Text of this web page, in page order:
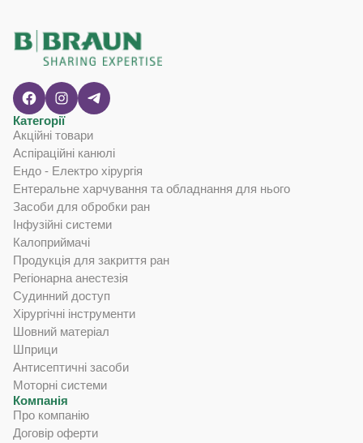
Категорії
Акційні товари
Аспіраційні канюлі
Ендо - Електро хірургія
Ентеральне харчування та обладнання для нього
Засоби для обробки ран
Інфузійні системи
Калоприймачі
Продукція для закриття ран
Регіонарна анестезія
Судинний доступ
Хірургічні інструменти
Шовний матеріал
Шприци
Антисептичні засоби
Моторні системи
Компанія
Про компанію
Договір оферти